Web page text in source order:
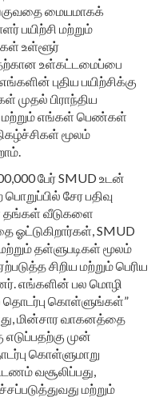
மையமாகக்
பயிற்சி மற்றும்
உள்ளூர்
உள்கட்டமைப்பை
புதிய பயிற்சிக்கு
முதல் பிராந்திய
மற்றும் எங்கள் பெண்கள்
மூலம்
பேர் SMUD உடன்
சேர பதிவு
தங்கள் வீடுகளை
ஓட்டுகிறார்கள், SMUD
தள்ளுபடிகள் மூலம்
சிறிய மற்றும் பெரிய
எங்களின் பல மொழி
தொடர்பு கொள்ளுங்கள்”
மின்சார வாகனத்தை
முன்
கொள்ளுமாறு
வசூலிப்பது,
மற்றும்